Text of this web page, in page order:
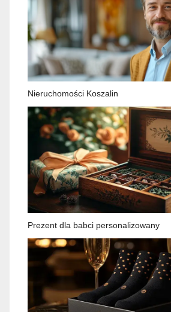
Nieruchomości Koszalin
Prezent dla babci personalizowany